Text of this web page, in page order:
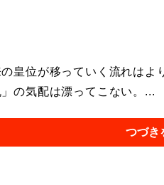
皇位が移っていく流れはよ
の気配は漂ってこない。...
つづき